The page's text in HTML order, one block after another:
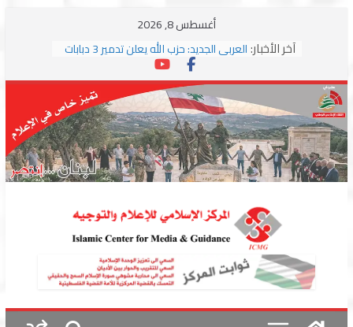
أغسطس 8, 2026
آخر الأخبار: العربي الجديد: حزب الله يعلن تدمير 3 دبابات
وسط اشتباكات مع جيش الاحتلال
ترامب: مذكرة التفاهم تمثل “استسلاما غير
مشروط” من جانب إيران
الجمهورية: إسرائيل إلى واشنطن بخريطة
احتلال جديدة ولبنان أمام اختبار التفاوض
بزشكيان وترامب يوقعان اتفاق إسلام آباد
تمهيداً لاستئناف المفاوضات
استهداف دراجة نارية على طريق العباسية